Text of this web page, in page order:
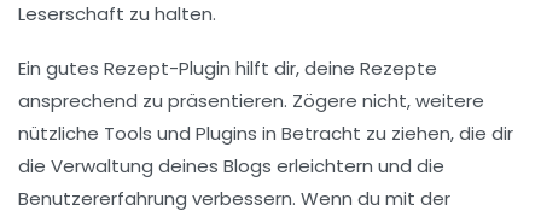
Leserschaft zu halten.
Ein gutes Rezept-Plugin hilft dir, deine Rezepte
ansprechend zu präsentieren. Zögere nicht, weitere
nützliche Tools und Plugins in Betracht zu ziehen, die dir
die Verwaltung deines Blogs erleichtern und die
Benutzererfahrung verbessern. Wenn du mit der